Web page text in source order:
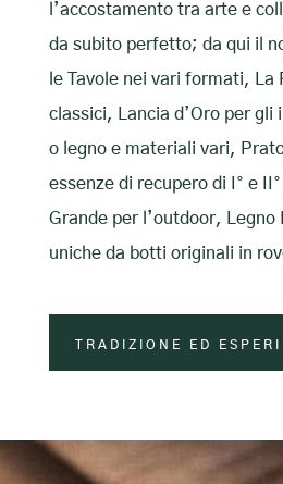
l’accostamento tra arte e
da subito perfetto; da qui il
le Tavole nei vari formati, La
classici, Lancia d’Oro per gli
o legno e materiali vari,
essenze di recupero di I° e
Grande per l’outdoor, Legno
uniche da botti originali in
TRADIZIONE ED